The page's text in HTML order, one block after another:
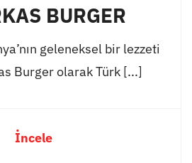
BURGER
geleneksel bir lezzeti
Burger olarak Türk [...]
İncele